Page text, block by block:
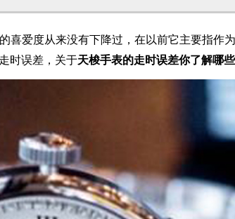
爱度从来没有下降过，在以前它主要指作
时误差，关于天梭手表的走时误差你了解哪